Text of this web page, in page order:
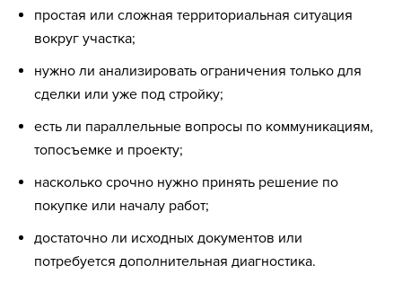
простая или сложная территориальная ситуация
вокруг участка;
нужно ли анализировать ограничения только для
сделки или уже под стройку;
есть ли параллельные вопросы по коммуникациям,
топосъемке и проекту;
насколько срочно нужно принять решение по
покупке или началу работ;
достаточно ли исходных документов или
потребуется дополнительная диагностика.